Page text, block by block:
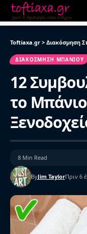
Toftiaxa.gr > Διακόσμηση
ΔΙΑΚΌΣΜΗΣΗ ΜΠΆΝΙΟΥ
12
το
ByJim TaylorΠριν 6
8 Min Read